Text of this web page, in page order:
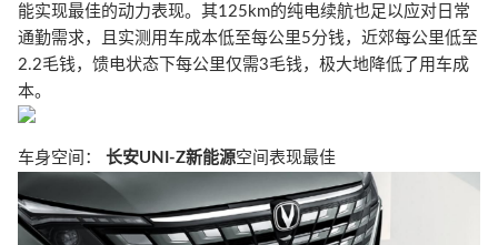
能实现最佳的动力表现。其125km的纯电续航也足以应对日常
通勤需求，且实测用车成本低至每公里5分钱，近郊每公里低至
2.2毛钱，馈电状态下每公里仅需3毛钱，极大地降低了用车成
本。
车身空间：长安UNI-Z新能源空间表现最佳